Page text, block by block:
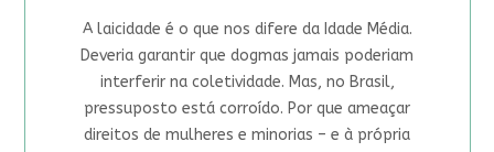
A laicidade é o que nos difere da Idade Média.
Deveria garantir que dogmas jamais poderiam
interferir na coletividade. Mas, no Brasil,
pressuposto está corroído. Por que ameaçar
direitos de mulheres e minorias – e à própria